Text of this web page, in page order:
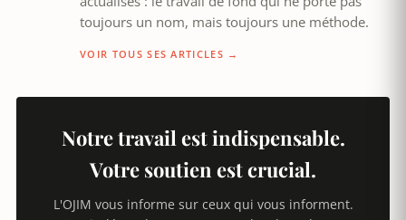
toujours un nom, mais toujours une méthode.
VOIR TOUS SES ARTICLES →
Notre travail est indispensable.
Votre soutien est crucial.
L'OJIM vous informe sur ceux qui vous informent.